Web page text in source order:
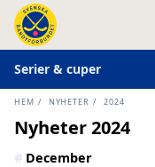
Serier & cuper
HEM / NYHETER / 2024
Nyheter 2024
# December